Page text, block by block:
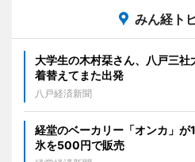
みん経ト
大学生の木村栞さん、八戸三
着替えてまた出発
八戸経済新聞
経堂のベーカリー「オンカ」
氷を500円で販売